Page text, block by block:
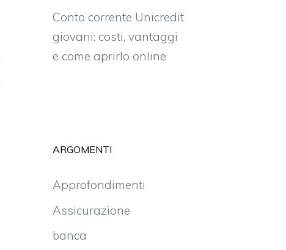
Conto corrente Unicredit
giovani: costi, vantaggi
e come aprirlo online
ARGOMENTI
Approfondimenti
Assicurazione
banca